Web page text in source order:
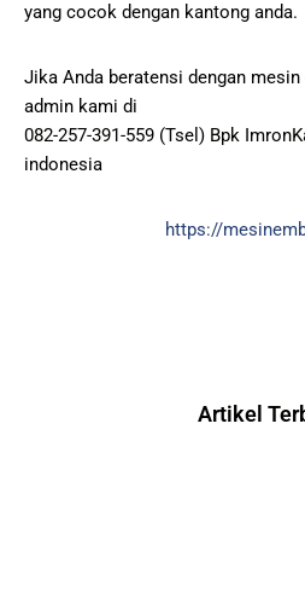
yang cocok dengan kantong anda.
Jika Anda beratensi dengan
admin kami di
082-257-391-559 (Tsel) Bpk
indonesia
https://
Artikel